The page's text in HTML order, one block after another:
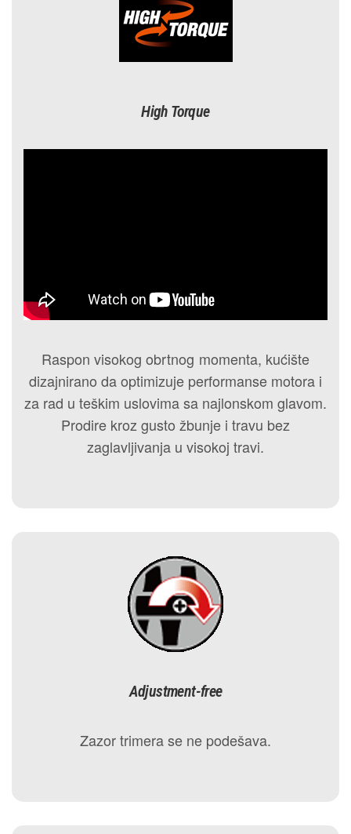
High Torque
Raspon visokog obrtnog momenta, kućište
dizajnirano da optimizuje performanse motora i
za rad u teškim uslovima sa najlonskom glavom.
Prodire kroz gusto žbunje i travu bez
zaglavljivanja u visokoj travi.
Adjustment-free
Zazor trimera se ne podešava.